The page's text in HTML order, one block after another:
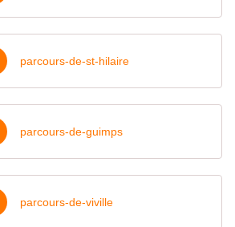
parcours-de-st-hilaire
parcours-de-guimps
parcours-de-viville